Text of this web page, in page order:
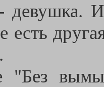
девушка.
есть
"Без